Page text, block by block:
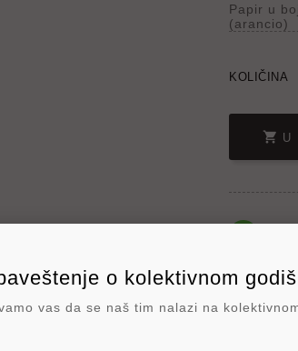
Papir u
(arancio)
KOLIČINA
 U
Write
o kolektivnom
vas da se naš tim nalazi na